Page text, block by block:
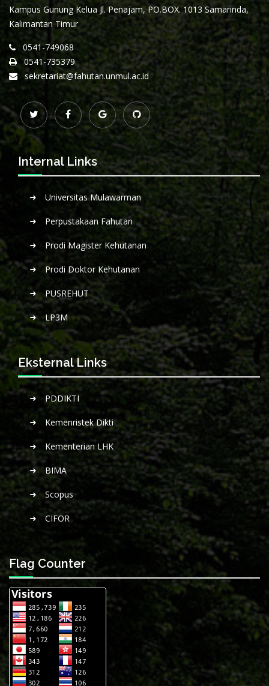
Kampus Gunung Kelua Jl. Penajam, PO.BOX. 1013 Samarinda,
Kalimantan Timur
0541-749068
0541-735379
sekretariat@fahutan.unmul.ac.id
Internal Links
Universitas Mulawarman
Perpustakaan Fahutan
Prodi Magister Kehutanan
Prodi Doktor Kehutanan
PUSREHUT
LP3M
Eksternal Links
PDDIKTI
Kemenristek Dikti
Kementerian LHK
BIMA
Scopus
CIFOR
Flag Counter